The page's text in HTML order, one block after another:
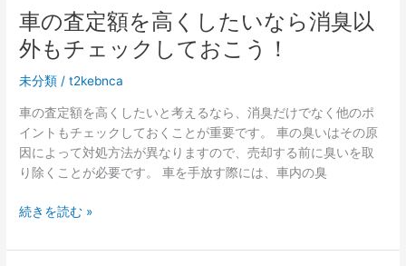
消
臭
害
虫
駆
薬
剤
で
失
敗
な
た
車の査定額を高くしたいなら消臭以
外もチェックしておこう！
未分類 /t2kebnca
車の査定額を高くしたいと考えるなら、消臭だけでなく他のポ
イントもチェックしておくことが重要です。 車の臭いはその原
因によって対処方法が異なりますので、売却する前に臭いを取
り除くことが必要です。 車を手放す際には、車内の臭
車
査
続きを読む »